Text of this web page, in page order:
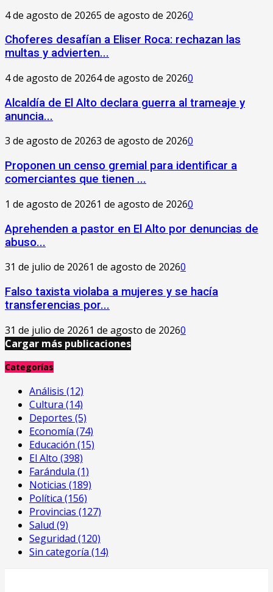
4 de agosto de 20265 de agosto de 20260
Choferes desafían a Eliser Roca: rechazan las
multas y advierten...
4 de agosto de 20264 de agosto de 20260
‎Alcaldía de El Alto declara guerra al trameaje y
anuncia...
3 de agosto de 20263 de agosto de 20260
Proponen un censo gremial para identificar a
comerciantes que tienen ...
1 de agosto de 20261 de agosto de 20260
Aprehenden a pastor en El Alto por denuncias de
abuso...
31 de julio de 20261 de agosto de 20260
Falso taxista violaba a mujeres y se hacía
transferencias por...
31 de julio de 20261 de agosto de 20260
Cargar más publicaciones
Categorías
Análisis (12)
Cultura (14)
Deportes (5)
Economía (74)
Educación (15)
El Alto (398)
Farándula (1)
Noticias (189)
Política (156)
Provincias (127)
Salud (9)
Seguridad (120)
Sin categoría (14)